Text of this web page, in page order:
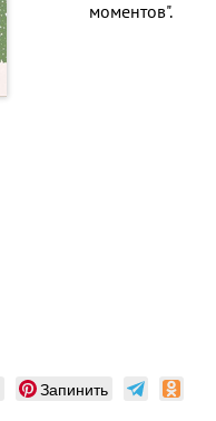
моментов".
Запинить